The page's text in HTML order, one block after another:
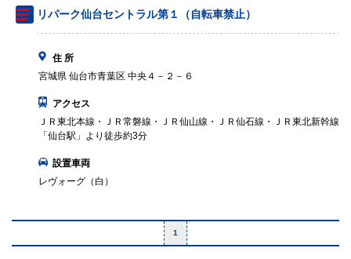
リパーク仙台セントラル第１（自転車禁止）
住 所
宮城県 仙台市青葉区 中央４－２－６
アクセス
ＪＲ東北本線・ＪＲ常磐線・ＪＲ仙山線・ＪＲ仙石線・ＪＲ東北新幹線
「仙台駅」より徒歩約3分
設置車両
レヴォーグ（白）
1